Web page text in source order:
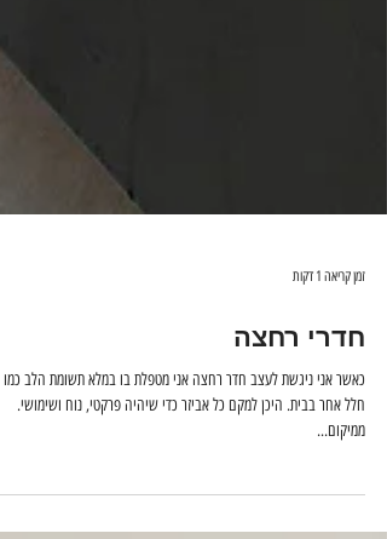
זמן קריאה 1 דקות
חדרי רחצה
חלל אחר בבית. היכן למקם כל אביזר כדי שיהיה פרקטי, נוח ושימושי.
ממיקום...